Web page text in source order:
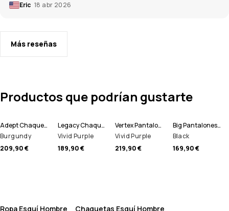
Eric 18 abr 2026
Más reseñas
Productos que podrían gustarte
Adept Chaqueta Esquí Hombre
Burgundy
209,90 €
Legacy Chaqueta Esquí Hombre
Vivid Purple
189,90 €
Vertex Pantalones Esquí Hombre
Vivid Purple
219,90 €
Big Pantalones Snowboard Hombre
Black
169,90 €
Ropa Esquí Hombre Chaquetas Esquí Hombre